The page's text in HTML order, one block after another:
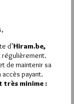
que l’on
se généralise .
place à condition
d’Hiram.be,
régulièrement.
de maintenir sa
payant.
très minime :